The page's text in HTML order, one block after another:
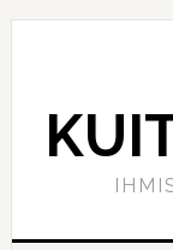
Hyppää
Hyppää